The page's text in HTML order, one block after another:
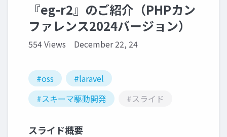
『eg-r2』のご紹介（PHPカン
ファレンス2024バージョン）
554 Views December 22, 24
#oss
#laravel
#スキーマ駆動開発
#スライド
スライド概要